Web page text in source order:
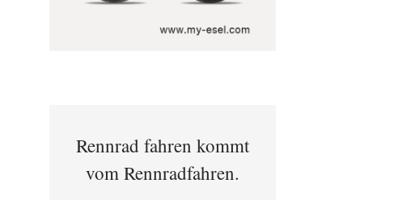
Rennrad fahren kommt
vom Rennradfahren.